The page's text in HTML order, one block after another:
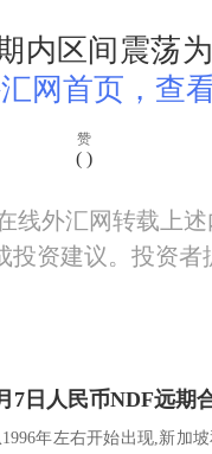
区间震荡为
网首页，查
赞
( )
线外汇网转载上
投资建议。投资
7日人民币NDF远期
年左右开始出现,新加